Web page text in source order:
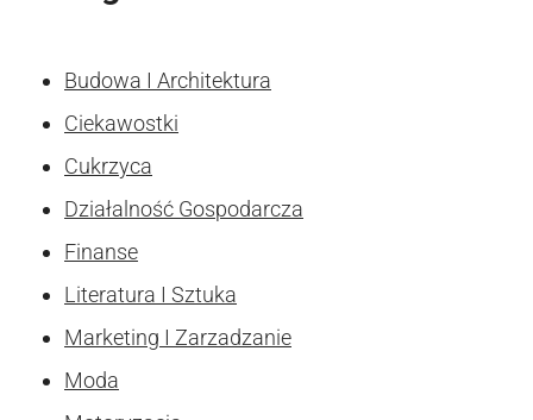
Budowa I Architektura
Ciekawostki
Cukrzyca
Działalność Gospodarcza
Finanse
Literatura I Sztuka
Marketing I Zarzadzanie
Moda